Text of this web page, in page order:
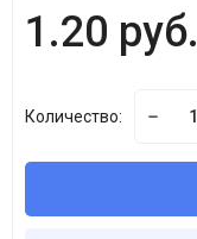
1.20 руб.
Количество: